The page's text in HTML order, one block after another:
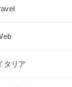
タリア